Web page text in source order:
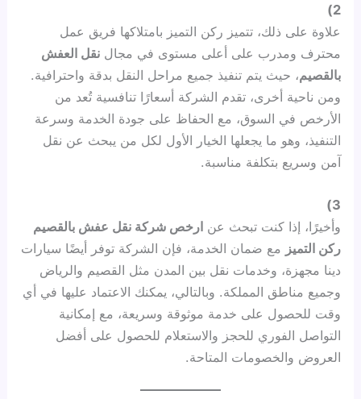
2)
علاوة على ذلك، تتميز ركن التميز بامتلاكها فريق عمل
محترف ومدرب على أعلى مستوى في مجالنقل العفش
بالقصيم، حيث يتم تنفيذ جميع مراحل النقل بدقة واحترافية.
ومن ناحية أخرى، تقدم الشركة أسعارًا تنافسية تُعد من
الأرخص في السوق، مع الحفاظ على جودة الخدمة وسرعة
التنفيذ، وهو ما يجعلها الخيار الأول لكل من يبحث عن نقل
آمن وسريع بتكلفة مناسبة.
3)
وأخيرًا، إذا كنت تبحث عن ارخص شركة نقل عفش بالقصيم
ركن التميز مع ضمان الخدمة، فإن الشركة توفر أيضًا سيارات
دينا مجهزة، وخدمات نقل بين المدن مثل القصيم والرياض
وجميع مناطق المملكة. وبالتالي، يمكنك الاعتماد عليها في أي
وقت للحصول على خدمة موثوقة وسريعة، مع إمكانية
التواصل الفوري للحجز والاستعلام للحصول على أفضل
العروض والخصومات المتاحة.